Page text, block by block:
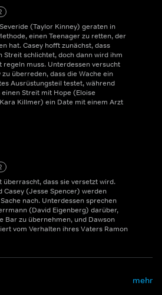
(Taylor Kinney) geraten in
einen Teenager zu retten, der
hat. Casey hofft zunächst, dass
Streit schlichtet, doch dann wird ihm
regeln muss. Unterdessen versucht
überreden, dass die Wache ein
Ausrüstungsteil testet, während
Streit mit Hope (Eloise
Killmer) ein Date mit einem Arzt
überrascht, dass sie versetzt wird.
Casey (Jesse Spencer) werden
nach. Unterdessen sprechen
(David Eigenberg) darüber,
Bar zu übernehmen, und Dawson
vom Verhalten ihres Vaters Ramon
mehr